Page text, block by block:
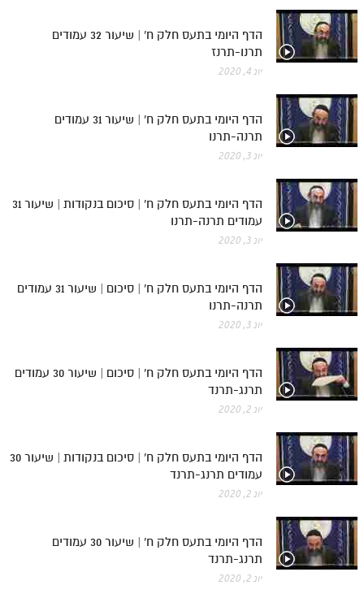
הדף היומי בתעס חלק ח' | שיעור 32 עמודים
תרנו-תרנז
יונ 4, 2020
הדף היומי בתעס חלק ח' | שיעור 31 עמודים
תרנה-תרנו
יונ 3, 2020
הדף היומי בתעס חלק ח' | סיכום בנקודות | שיעור 31
עמודים תרנה-תרנו
יונ 3, 2020
הדף היומי בתעס חלק ח' | סיכום | שיעור 31 עמודים
תרנה-תרנו
יונ 3, 2020
הדף היומי בתעס חלק ח' | סיכום | שיעור 30 עמודים
תרנג-תרנד
יונ 2, 2020
הדף היומי בתעס חלק ח' | סיכום בנקודות | שיעור 30
עמודים תרנג-תרנד
יונ 2, 2020
הדף היומי בתעס חלק ח' | שיעור 30 עמודים
תרנג-תרנד
יונ 2, 2020